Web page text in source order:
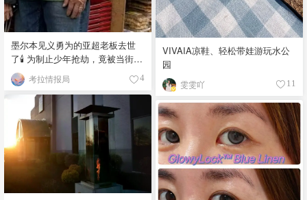
VIVAIA凉鞋、轻松带娃游玩水公
园
雯雯吖 11
墨尔本见义勇为的亚超老板去世
了🕯️ 为制止少年抢劫，竟被当街围
殴致死！考拉情报局 4